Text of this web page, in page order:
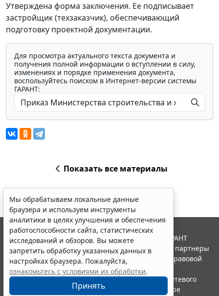
Утверждена форма заключения. Ее подписывает
застройщик (техзаказчик), обеспечивающий
подготовку проектной документации.
Для просмотра актуального текста документа и
получения полной информации о вступлении в силу,
изменениях и порядке применения документа,
воспользуйтесь поиском в Интернет-версии системы
ГАРАНТ:
Показать все материалы
Мы обрабатываем локальные данные
браузера и используем инструменты
аналитики в целях улучшения и обеспечения
работоспособности сайта, статистических
исследований и обзоров. Вы можете
запретить обработку указанных данных в
настройках браузера. Пожалуйста,
ознакомьтесь с условиями их обработки.
Принять
© ООО "НПП "ГАРАНТ-СЕРВИС", 2026. Система ГАРАНТ
выпускается с 1990 года. Компания "Гарант" и ее партнеры
являются участниками Российской ассоциации правовой
информации ГАРАНТ.
Портал ГАРАНТ.РУ зарегистрирован в качестве сетевого
издания Федеральной службой по надзору в сфере